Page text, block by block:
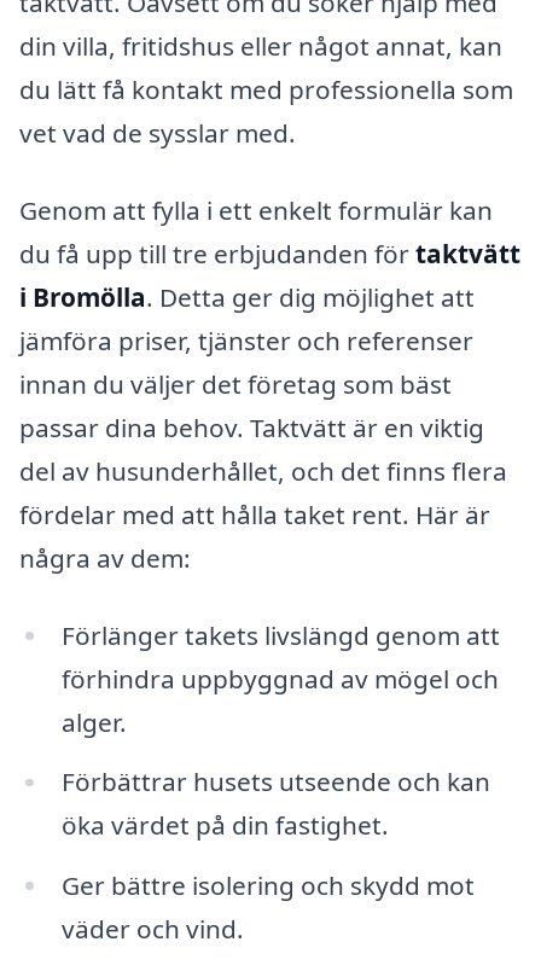
din villa, fritidshus eller något annat, kan
du lätt få kontakt med professionella som
vet vad de sysslar med.
Genom att fylla i ett enkelt formulär kan
du få upp till tre erbjudanden förtaktvätt
i Bromölla. Detta ger dig möjlighet att
jämföra priser, tjänster och referenser
innan du väljer det företag som bäst
passar dina behov. Taktvätt är en viktig
del av husunderhållet, och det finns flera
fördelar med att hålla taket rent. Här är
några av dem:
Förlänger takets livslängd genom att
förhindra uppbyggnad av mögel och
alger.
Förbättrar husets utseende och kan
öka värdet på din fastighet.
Ger bättre isolering och skydd mot
väder och vind.